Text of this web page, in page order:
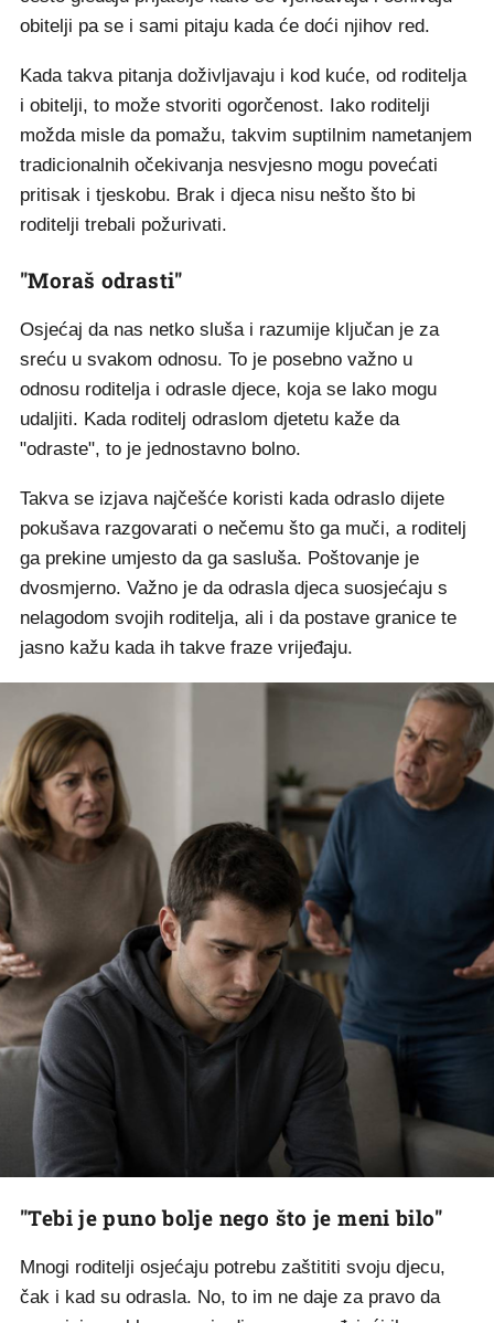
obitelji pa se i sami pitaju kada će doći njihov red.
Kada takva pitanja doživljavaju i kod kuće, od roditelja
i obitelji, to može stvoriti ogorčenost. Iako roditelji
možda misle da pomažu, takvim suptilnim nametanjem
tradicionalnih očekivanja nesvjesno mogu povećati
pritisak i tjeskobu. Brak i djeca nisu nešto što bi
roditelji trebali požurivati.
"Moraš odrasti"
Osjećaj da nas netko sluša i razumije ključan je za
sreću u svakom odnosu. To je posebno važno u
odnosu roditelja i odrasle djece, koja se lako mogu
udaljiti. Kada roditelj odraslom djetetu kaže da
"odraste", to je jednostavno bolno.
Takva se izjava najčešće koristi kada odraslo dijete
pokušava razgovarati o nečemu što ga muči, a roditelj
ga prekine umjesto da ga sasluša. Poštovanje je
dvosmjerno. Važno je da odrasla djeca suosjećaju s
nelagodom svojih roditelja, ali i da postave granice te
jasno kažu kada ih takve fraze vrijeđaju.
"Tebi je puno bolje nego što je meni bilo"
Mnogi roditelji osjećaju potrebu zaštititi svoju djecu,
čak i kad su odrasla. No, to im ne daje za pravo da